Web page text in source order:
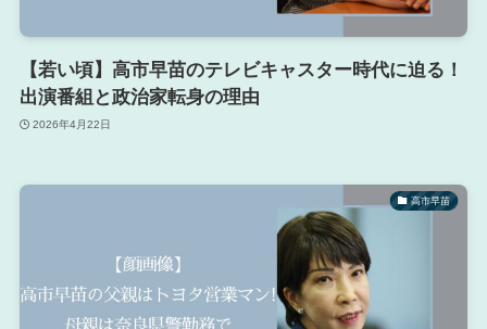
【若い頃】高市早苗のテレビキャスター時代に迫る！
出演番組と政治家転身の理由
2026年4月22日
高市早苗